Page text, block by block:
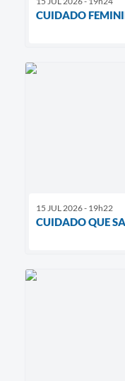
CUIDADO
15 JUL 2026 - 19h22
CUIDADO QUE